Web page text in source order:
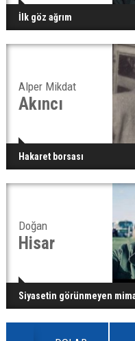
İlk göz ağrım
Alper Mikdat
Akıncı
Hakaret borsası
Doğan
Hisar
Siyasetin görünmeyen